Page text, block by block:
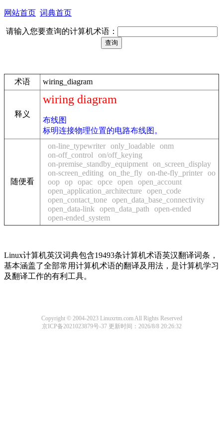
网站首页 词典首页
请输入您要查询的计算机术语：
术语 wiring_diagram
释义
wiring diagram
布线图
标明连接物理位置的电路布线图。
随便看
on-line_typewriter only_loadable onm
on-off_control
on/off_keying
on-premise_standby_equipment on_screen_display
on-screen_editing
on_the_fly on-the-fly_printer oo
oop op opac opce open
open_account
open_application_architecture open_code
open_contact_tone open_data_base_connectivity
open_data-link
open_data_path
open-ended
open-ended_system
Linux计算机英汉词典包含19493条计算机术语英汉翻译词条，
基本涵盖了全部常用计算机术语的翻译及用法，是计算机学习
及翻译工作的有利工具。
Copyright © 2004-2023 Linuxrtm.com All Rights Reserved
京ICP备2021023879号-37更新时间：2026/8/8 20:26:32